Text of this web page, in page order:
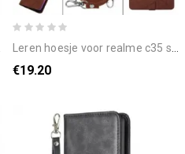
leren hoesje voor realme c35 schouder driehoeken
€19.20